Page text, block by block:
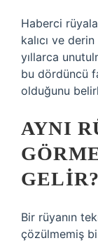
Haberci
kalıcı ve
yıllarca
bu dördüncü
olduğunu
AYNI
GELIR?
Bir rüyanın
çözülmemiş